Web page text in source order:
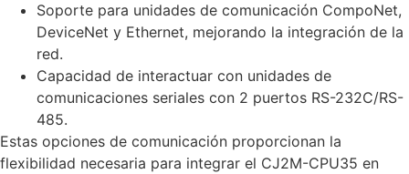
Soporte para unidades de comunicación CompoNet,
DeviceNet y Ethernet, mejorando la integración de la
red.
Capacidad de interactuar con unidades de
comunicaciones seriales con 2 puertos RS-232C/RS-
485.
Estas opciones de comunicación proporcionan la
flexibilidad necesaria para integrar el CJ2M-CPU35 en